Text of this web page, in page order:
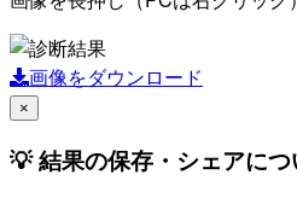
画像をダウンロード
×
💡 結果の保存・シェアにつ